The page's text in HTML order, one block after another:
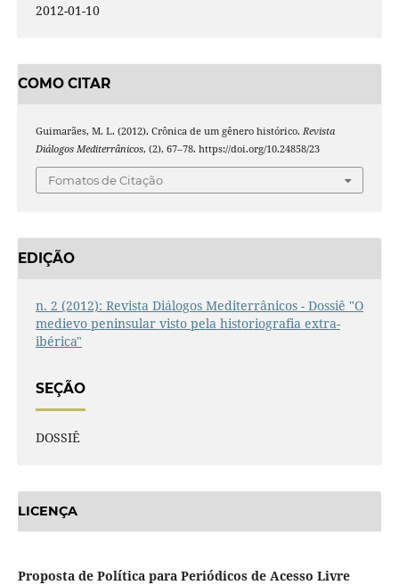
2012-01-10
COMO CITAR
Guimarães, M. L. (2012). Crônica de um gênero histórico. Revista
Diálogos Mediterrânicos, (2), 67–78. https://doi.org/10.24858/23
Fomatos de Citação
EDIÇÃO
n. 2 (2012): Revista Diálogos Mediterrânicos - Dossiê "O
medievo peninsular visto pela historiografia extra-
ibérica"
SEÇÃO
DOSSIÊ
LICENÇA
Proposta de Política para Periódicos de Acesso Livre